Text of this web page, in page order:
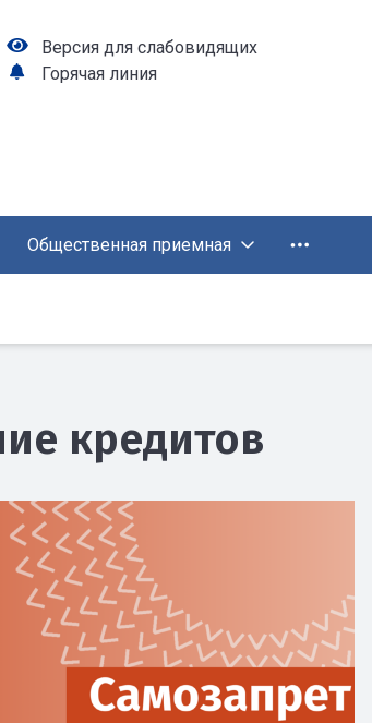
Версия для слабовидящих
Горячая линия
Общественная приемная
кредитов